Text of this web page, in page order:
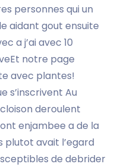
personnes qui un
aidant gout ensuite
a j’ai avec 10
notre page
avec plantes!
s’inscrivent Au
deroulent
enjambee a de la
plutot avait l’egard
de debrider